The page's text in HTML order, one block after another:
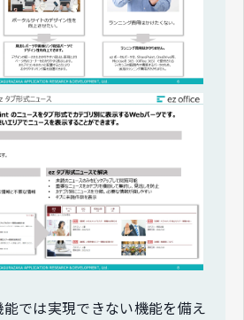
では実現できない機能を備え